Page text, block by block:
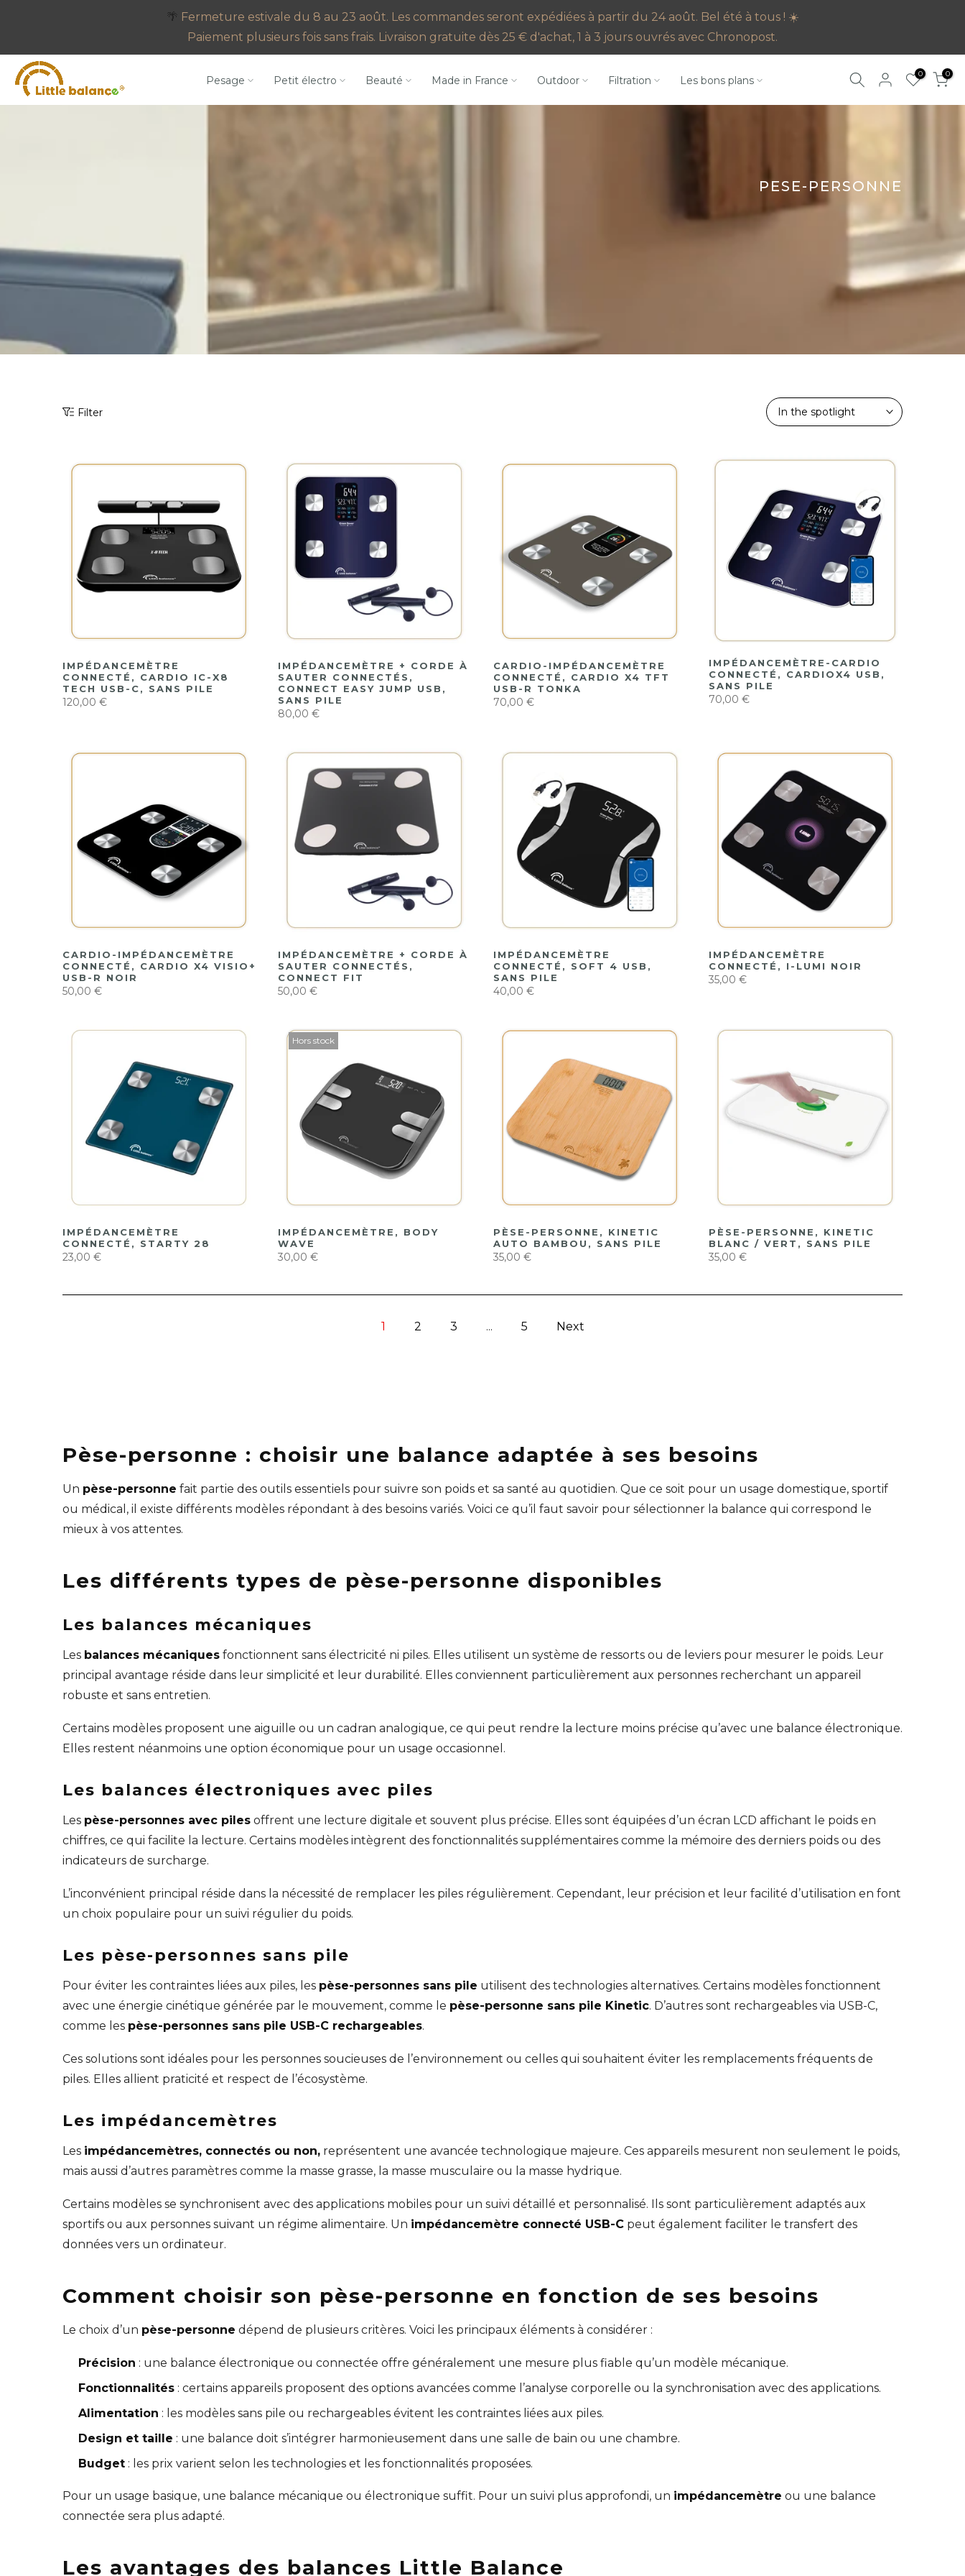
content
🌴 Fermeture estivale du 8 au 23 août. Les commandes seront expédiées à partir du 24 août. Bel été à tous ! ☀️
Paiement plusieurs fois sans frais. Livraison gratuite dès 25 € d'achat, 1 à 3 jours ouvrés avec Chronopost.
Pesage Petit électro Beauté Made in France Outdoor Filtration Les bons plans 0 0
PESE-PERSONNE
Filter In the spotlight
IMPÉDANCEMÈTRE
CONNECTÉ, CARDIO IC-X8
TECH USB-C, SANS PILE
120,00 €
IMPÉDANCEMÈTRE + CORDE À
SAUTER CONNECTÉS,
CONNECT EASY JUMP USB,
SANS PILE
80,00 €
CARDIO-IMPÉDANCEMÈTRE
CONNECTÉ, CARDIO X4 TFT
USB-R TONKA
70,00 €
IMPÉDANCEMÈTRE-CARDIO
CONNECTÉ, CARDIOX4 USB,
SANS PILE
70,00 €
CARDIO-IMPÉDANCEMÈTRE
CONNECTÉ, CARDIO X4 VISIO+
USB-R NOIR
50,00 €
IMPÉDANCEMÈTRE + CORDE À
SAUTER CONNECTÉS,
CONNECT FIT
50,00 €
IMPÉDANCEMÈTRE
CONNECTÉ, SOFT 4 USB,
SANS PILE
40,00 €
IMPÉDANCEMÈTRE
CONNECTÉ, I-LUMI NOIR
35,00 €
IMPÉDANCEMÈTRE
CONNECTÉ, STARTY 28
23,00 €
Hors stock
IMPÉDANCEMÈTRE, BODY
WAVE
30,00 €
PÈSE-PERSONNE, KINETIC
AUTO BAMBOU, SANS PILE
35,00 €
PÈSE-PERSONNE, KINETIC
BLANC / VERT, SANS PILE
35,00 €
1 2 3 ... 5 Next
Pèse-personne : choisir une balance adaptée à ses besoins
Un pèse-personne fait partie des outils essentiels pour suivre son poids et sa santé au quotidien. Que ce soit pour un usage domestique, sportif
ou médical, il existe différents modèles répondant à des besoins variés. Voici ce qu’il faut savoir pour sélectionner la balance qui correspond le
mieux à vos attentes.
Les différents types de pèse-personne disponibles
Les balances mécaniques
Les balances mécaniques fonctionnent sans électricité ni piles. Elles utilisent un système de ressorts ou de leviers pour mesurer le poids. Leur
principal avantage réside dans leur simplicité et leur durabilité. Elles conviennent particulièrement aux personnes recherchant un appareil
robuste et sans entretien.
Certains modèles proposent une aiguille ou un cadran analogique, ce qui peut rendre la lecture moins précise qu’avec une balance électronique.
Elles restent néanmoins une option économique pour un usage occasionnel.
Les balances électroniques avec piles
Les pèse-personnes avec piles offrent une lecture digitale et souvent plus précise. Elles sont équipées d’un écran LCD affichant le poids en
chiffres, ce qui facilite la lecture. Certains modèles intègrent des fonctionnalités supplémentaires comme la mémoire des derniers poids ou des
indicateurs de surcharge.
L’inconvénient principal réside dans la nécessité de remplacer les piles régulièrement. Cependant, leur précision et leur facilité d’utilisation en font
un choix populaire pour un suivi régulier du poids.
Les pèse-personnes sans pile
Pour éviter les contraintes liées aux piles, les pèse-personnes sans pile utilisent des technologies alternatives. Certains modèles fonctionnent
avec une énergie cinétique générée par le mouvement, comme le pèse-personne sans pile Kinetic. D’autres sont rechargeables via USB-C,
comme les pèse-personnes sans pile USB-C rechargeables.
Ces solutions sont idéales pour les personnes soucieuses de l’environnement ou celles qui souhaitent éviter les remplacements fréquents de
piles. Elles allient praticité et respect de l’écosystème.
Les impédancemètres
Les impédancemètres, connectés ou non, représentent une avancée technologique majeure. Ces appareils mesurent non seulement le poids,
mais aussi d’autres paramètres comme la masse grasse, la masse musculaire ou la masse hydrique.
Certains modèles se synchronisent avec des applications mobiles pour un suivi détaillé et personnalisé. Ils sont particulièrement adaptés aux
sportifs ou aux personnes suivant un régime alimentaire. Un impédancemètre connecté USB-C peut également faciliter le transfert des
données vers un ordinateur.
Comment choisir son pèse-personne en fonction de ses besoins
Le choix d’un pèse-personne dépend de plusieurs critères. Voici les principaux éléments à considérer :
Précision : une balance électronique ou connectée offre généralement une mesure plus fiable qu’un modèle mécanique.
Fonctionnalités : certains appareils proposent des options avancées comme l’analyse corporelle ou la synchronisation avec des applications.
Alimentation : les modèles sans pile ou rechargeables évitent les contraintes liées aux piles.
Design et taille : une balance doit s’intégrer harmonieusement dans une salle de bain ou une chambre.
Budget : les prix varient selon les technologies et les fonctionnalités proposées.
Pour un usage basique, une balance mécanique ou électronique suffit. Pour un suivi plus approfondi, un impédancemètre ou une balance
connectée sera plus adapté.
Les avantages des balances Little Balance